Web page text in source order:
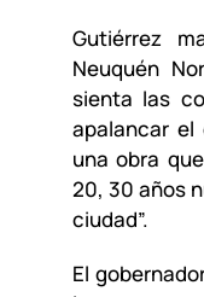
Gutiérrez
Neuquén
sienta las
apalancar el
una obra
20, 30 años
ciudad”.
El